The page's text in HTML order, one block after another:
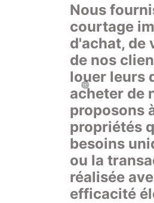
Nous
courtage
d'achat, de
de nos
louer leurs
acheter de
proposons
propriétés
besoins
ou la
réalisée
efficacité